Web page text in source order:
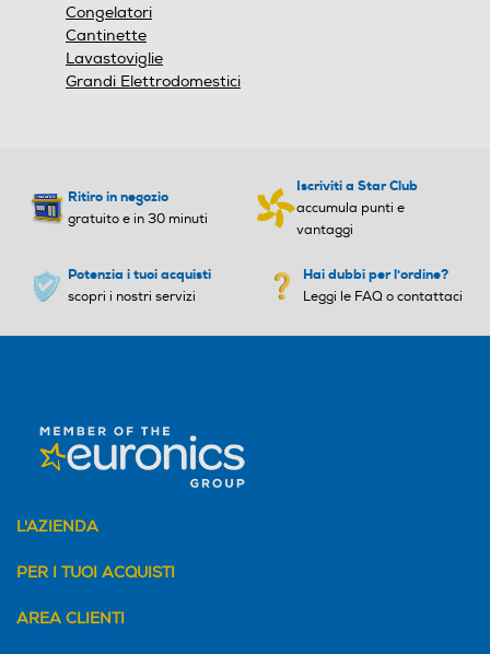
Metal Fresh: un'elegante finitura
metallica interna per dare un tocco
di freschezza in più al frigorifero
Compressore Lineare Inverter
Specifiche del prodotto >
NatureFRESH™
Riscopri i tuoi Sensi con
NatureFRESH™
Congelatori
Cantinette
Lavastoviglie
Grandi Elettrodomestici
Ritiro in negozio
gratuito e in 30 minuti
Iscriviti a Star Club
accumula punti e
vantaggi
Potenzia i tuoi acquisti
scopri i nostri servizi
Hai dubbi per l'ordine?
Leggi le FAQ o contattaci
L'AZIENDA
PER I TUOI ACQUISTI
AREA CLIENTI